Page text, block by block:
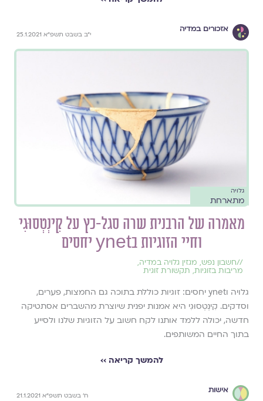
אזכורים במדיה
י״ב בשבט תשפ״א 25.1.2021
גלויה
מתארחת
מאמרה של הרבנית שרה סגל-כץ על קִינְטְסוּגִי
וחיי הזוגיות בynet יחסים
//חשבון נפש, מגזין גלויה במדיה,
מריבות בזוגיות, תקשורת זוגית
גלויה וynet יחסים: זוגיות כוללת בתוכה גם החמצות, פערים,
וסדקים. קִינְטְסוּגִי היא אמנות יפנית שיוצרת מהשברים אסתטיקה
חדשה, יכולה ללמד אותנו לקח חשוב על הזוגיות שלנו ולסייע
בתוך החיים המשותפים.
להמשך קריאה ››
אישות
ח' בשבט תשפ"א 21.1.2021